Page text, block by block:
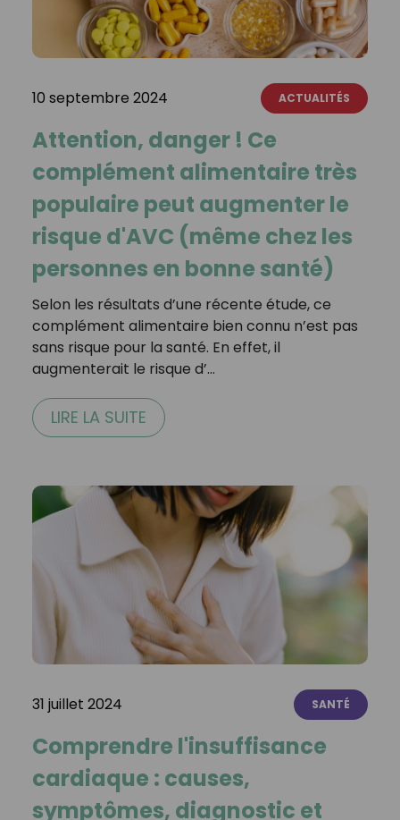
10 septembre 2024 ACTUALITÉS
Attention, danger ! Ce
complément alimentaire très
populaire peut augmenter le
risque d'AVC (même chez les
personnes en bonne santé)
Selon les résultats d’une récente étude, ce
complément alimentaire bien connu n’est pas
sans risque pour la santé. En effet, il
augmenterait le risque d’…
LIRE LA SUITE
31 juillet 2024 SANTÉ
Comprendre l'insuffisance
cardiaque : causes,
symptômes, diagnostic et